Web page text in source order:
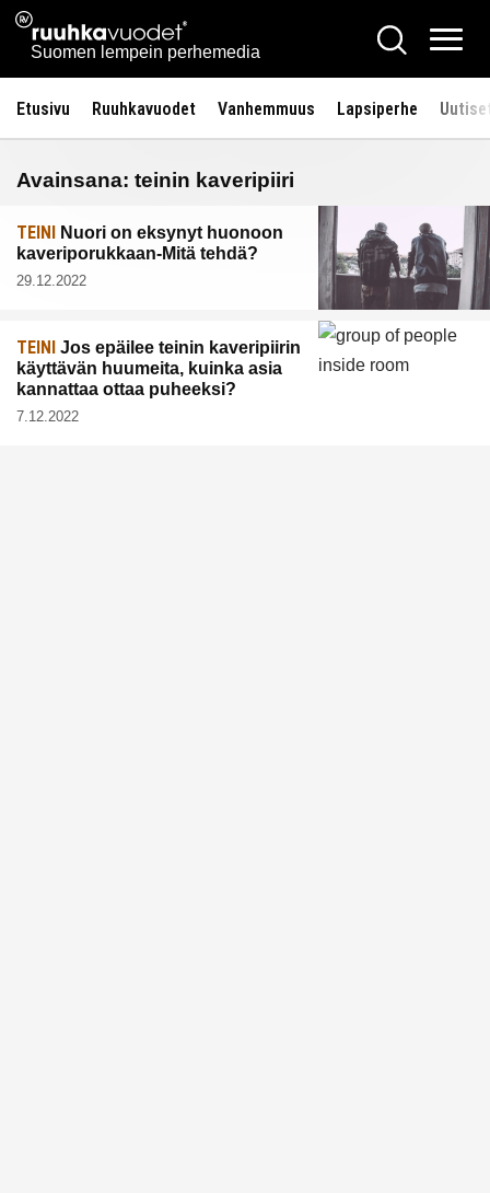
Siirry
sisältöön
Ruuhkavuodet.fi
Suomen lempein perhemedia
Hae
Etusivu Ruuhkavuodet Vanhemmuus Lapsiperhe
Avainsana: teinin kaveripiiri
TEINI Nuori on eksynyt huonoon
kaveriporukkaan-Mitä tehdä?
29.12.2022
TEINI Jos epäilee teinin kaveripiirin
käyttävän huumeita, kuinka asia
kannattaa ottaa puheeksi?
7.12.2022